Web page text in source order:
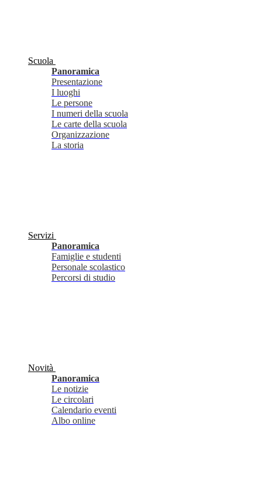
Scuola
Panoramica
Presentazione
I luoghi
Le persone
I numeri della scuola
Le carte della scuola
Organizzazione
La storia
Servizi
Panoramica
Famiglie e studenti
Personale scolastico
Percorsi di studio
Novità
Panoramica
Le notizie
Le circolari
Calendario eventi
Albo online